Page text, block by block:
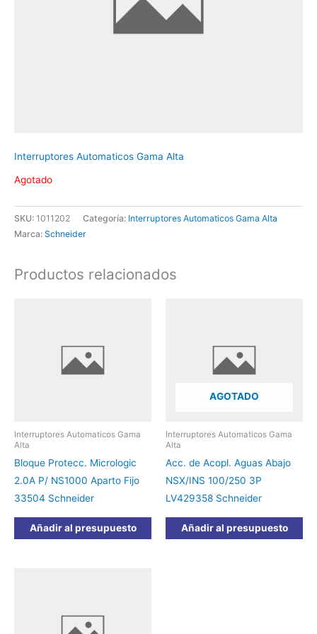
Interruptores Automaticos Gama Alta
Agotado
SKU: 1011202 Categoría: Interruptores Automaticos Gama Alta
Marca: Schneider
Productos relacionados
Interruptores Automaticos Gama
Alta
Bloque Protecc. Micrologic
2.0A P/ NS1000 Aparto Fijo
33504 Schneider
Añadir al presupuesto
AGOTADO
Interruptores Automaticos Gama
Alta
Acc. de Acopl. Aguas Abajo
NSX/INS 100/250 3P
LV429358 Schneider
Añadir al presupuesto